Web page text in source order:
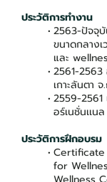
ประวัติการทำงาน
2563-ปัจจุ
ขนาดกลาง
และ
2561-2563
เกาะลันตา จ
2559-2561
อร์เนชั่นเเน
ประวัติการฝึกอบรม
for